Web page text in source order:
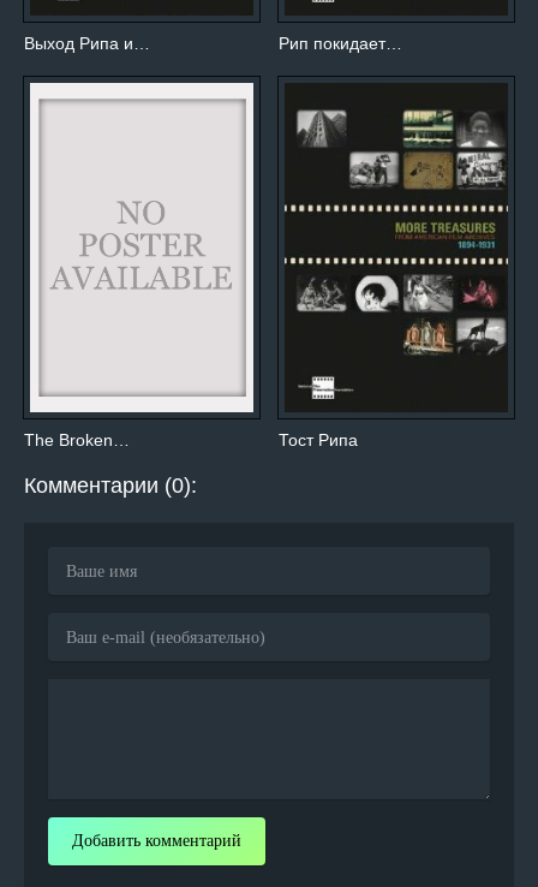
Выход Рипа и… Рип покидает…
The Broken… Тост Рипа
Комментарии (0):
Добавить комментарий